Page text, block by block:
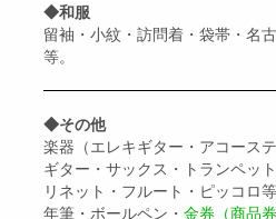
◆和服
留袖・小紋・訪問着・袋帯・名
等。
◆その他
楽器（エレキギター・アコース
ギター・サックス・トランペッ
リネット・フルート・ピッコロ
年筆・ボールペン・ 金券（商品